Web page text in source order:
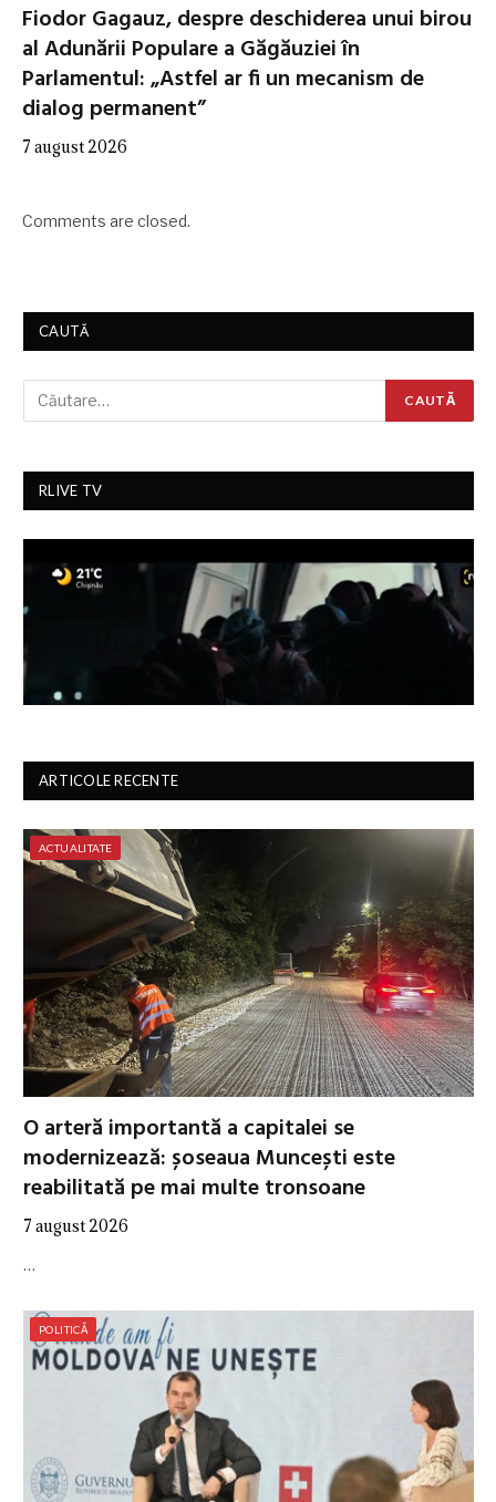
Fiodor Gagauz, despre deschiderea unui birou
al Adunării Populare a Găgăuziei în
Parlamentul: „Astfel ar fi un mecanism de
dialog permanent”
7 august 2026
Comments are closed.
CAUTĂ
RLIVE TV
ARTICOLE RECENTE
ACTUALITATE
O arteră importantă a capitalei se
modernizează: șoseaua Muncești este
reabilitată pe mai multe tronsoane
7 august 2026
…
POLITICĂ